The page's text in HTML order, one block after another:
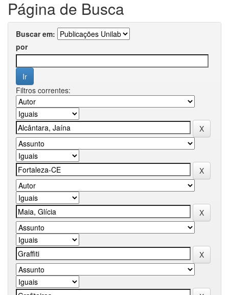
Página de Busca
Buscar em:
por
Filtros correntes: